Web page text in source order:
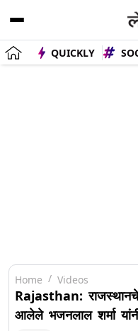
QUICKLY
Home Videos
Rajasthan: राजस्थानचे
आलेले भजनलाल शर्मा